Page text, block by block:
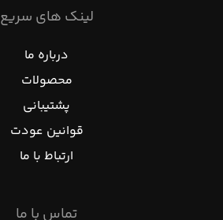
لینک های سریع
درباره ما
محصولات
پشتیبانی
قوانین عودت
ارتباط با ما
تماس با ما